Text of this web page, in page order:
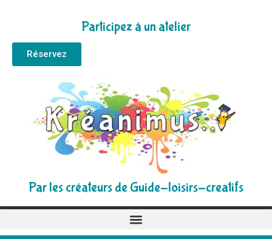
Participez à un atelier
Réservez
Par les créateurs de Guide-loisirs-creatifs